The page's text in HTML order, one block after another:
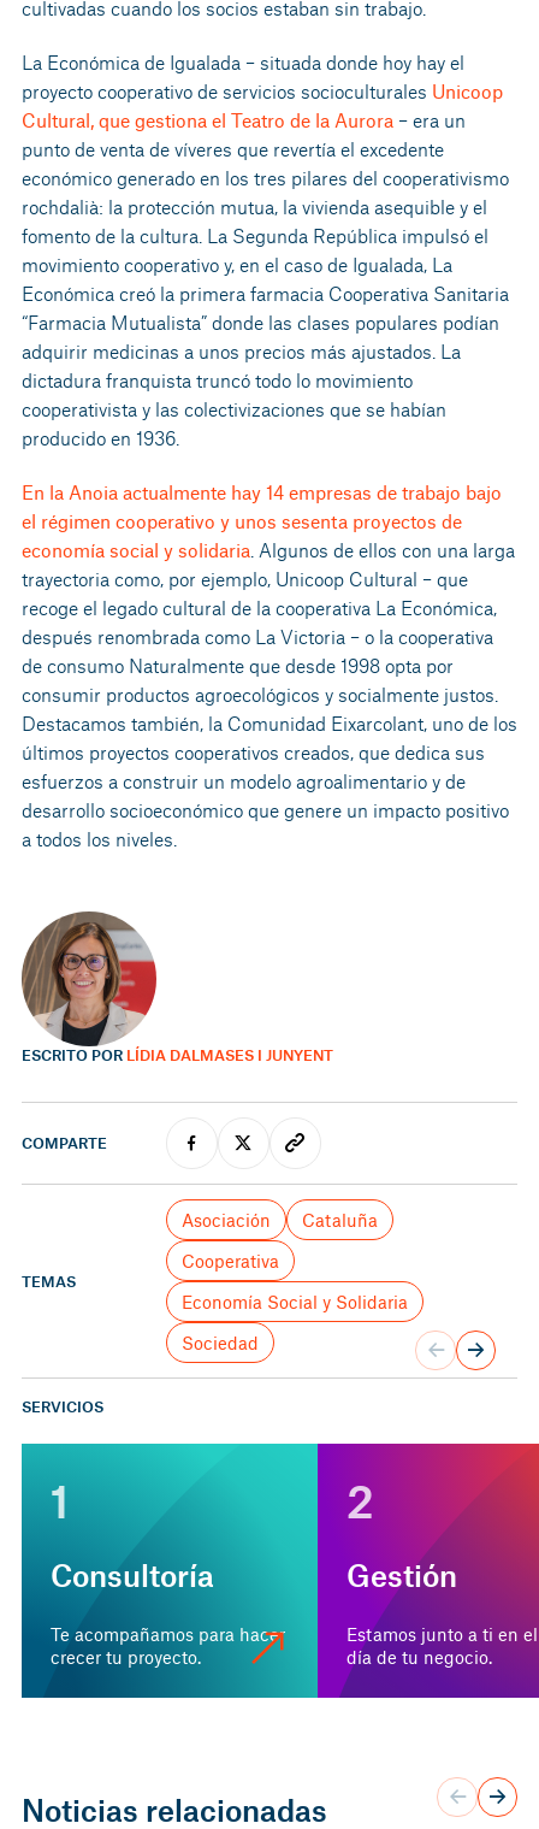
cultivadas cuando los socios estaban sin trabajo.
La Económica de Igualada – situada donde hoy hay el
proyecto cooperativo de servicios socioculturales Unicoop
Cultural, que gestiona el Teatro de la Aurora – era un
punto de venta de víveres que revertía el excedente
económico generado en los tres pilares del cooperativismo
rochdalià: la protección mutua, la vivienda asequible y el
fomento de la cultura. La Segunda República impulsó el
movimiento cooperativo y, en el caso de Igualada, La
Económica creó la primera farmacia Cooperativa Sanitaria
“Farmacia Mutualista” donde las clases populares podían
adquirir medicinas a unos precios más ajustados. La
dictadura franquista truncó todo lo movimiento
cooperativista y las colectivizaciones que se habían
producido en 1936.
En la Anoia actualmente hay 14 empresas de trabajo bajo
el régimen cooperativo y unos sesenta proyectos de
economía social y solidaria . Algunos de ellos con una larga
trayectoria como, por ejemplo, Unicoop Cultural – que
recoge el legado cultural de la cooperativa La Económica,
después renombrada como La Victoria – o la cooperativa
de consumo Naturalmente que desde 1998 opta por
consumir productos agroecológicos y socialmente justos.
Destacamos también, la Comunidad Eixarcolant, uno de los
últimos proyectos cooperativos creados, que dedica sus
esfuerzos a construir un modelo agroalimentario y de
desarrollo socioeconómico que genere un impacto positivo
a todos los niveles.
ESCRITO POR LÍDIA DALMASES I JUNYENT
COMPARTE
TEMAS
Asociación
Cataluña
Cooperativa
Economía Social y Solidaria
Sociedad
SERVICIOS
1
Consultoría
Te acompañamos para hacer
crecer tu proyecto.
2
Gestión
Estamos junto a ti en
día de tu negocio.
Noticias relacionadas